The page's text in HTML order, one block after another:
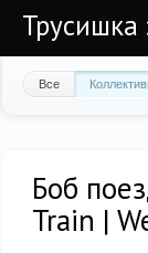
Трусишка
Все
Боб
Train |